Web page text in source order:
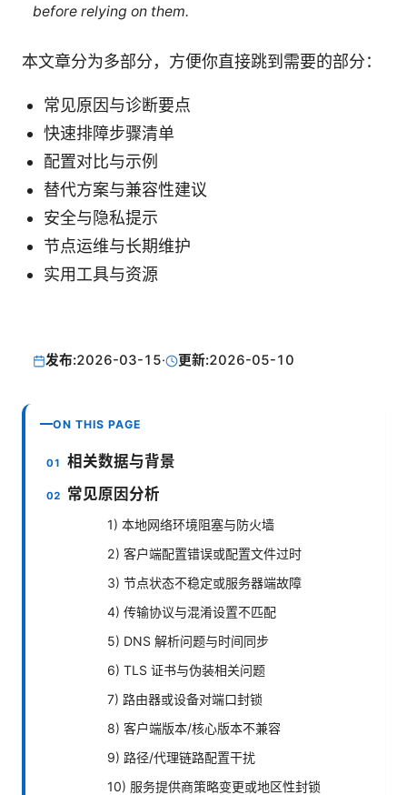
before relying on them.
本文章分为多部分，方便你直接跳到需要的部分：
常见原因与诊断要点
快速排障步骤清单
配置对比与示例
替代方案与兼容性建议
安全与隐私提示
节点运维与长期维护
实用工具与资源
发布:2026-03-15· 更新:2026-05-10
ON THIS PAGE
相关数据与背景
常见原因分析
1) 本地网络环境阻塞与防火墙
2) 客户端配置错误或配置文件过时
3) 节点状态不稳定或服务器端故障
4) 传输协议与混淆设置不匹配
5) DNS 解析问题与时间同步
6) TLS 证书与伪装相关问题
7) 路由器或设备对端口封锁
8) 客户端版本/核心版本不兼容
9) 路径/代理链路配置干扰
10) 服务提供商策略变更或地区性封锁